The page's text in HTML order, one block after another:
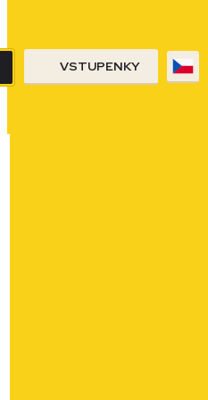
VSTUPENKY